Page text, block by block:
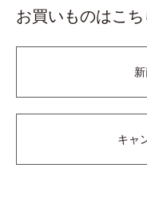
お買いものはこち
キャ